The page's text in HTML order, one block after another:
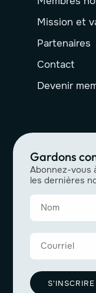
Mission et
Partenaires
Contact
Devenir
Gardons
Abonnez-vous
les dernières
S'INSCRIRE